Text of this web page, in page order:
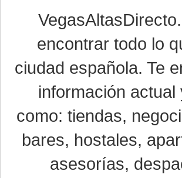
encontrar todo lo
ciudad española. Te
información
como: tiendas,
bares, hostales,
asesorías,